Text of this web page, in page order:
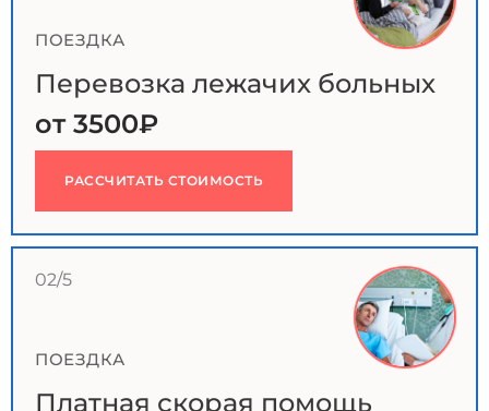
ПОЕЗДКА
Перевозка лежачих больных
от 3500₽
РАССЧИТАТЬ СТОИМОСТЬ
02/5
ПОЕЗДКА
Платная скорая помощь